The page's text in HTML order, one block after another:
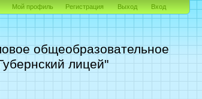
общеобразовательное
лицей"
Мой профиль Регистрация Выход Вход